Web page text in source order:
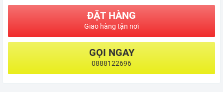
ĐẶT HÀNG
Giao hàng tận nơi
GỌI NGAY
0888122696